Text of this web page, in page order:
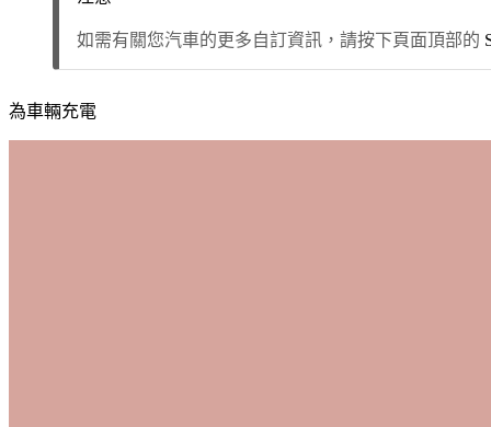
如需有關您汽車的更多自訂資訊，請按下頁面頂部的
為車輛充電